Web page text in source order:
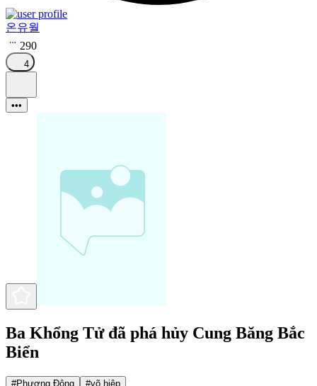
온유월
290
4
•••
Ba Khổng Tử đã phá hủy Cung Băng Bắc
Biển
#Phương Đông #võ hiệp